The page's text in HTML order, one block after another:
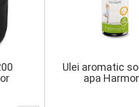
Ulei aromatic
apa